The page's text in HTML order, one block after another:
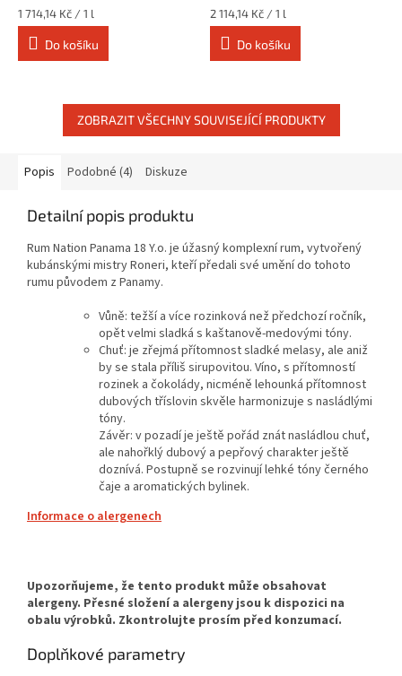
Měrná
cena:
1 714,14 Kč / 1 l
Do košíku
Měrná
cena:
2 114,14 Kč / 1 l
Do košíku
ZOBRAZIT VŠECHNY SOUVISEJÍCÍ PRODUKTY
Popis Podobné (4) Diskuze
Detailní popis produktu
Rum Nation Panama 18 Y.o. je úžasný komplexní rum, vytvořený
kubánskými mistry Roneri, kteří předali své umění do tohoto
rumu původem z Panamy.
Vůně: težší a více rozinková než předchozí ročník,
opět velmi sladká s kaštanově-medovými tóny.
Chuť: je zřejmá přítomnost sladké melasy, ale aniž
by se stala příliš sirupovitou. Víno, s přítomností
rozinek a čokolády, nicméně lehounká přítomnost
dubových tříslovin skvěle harmonizuje s nasládlými
tóny.
Závěr: v pozadí je ještě pořád znát nasládlou chuť,
ale nahořklý dubový a pepřový charakter ještě
doznívá. Postupně se rozvinují lehké tóny černého
čaje a aromatických bylinek.
Informace o alergenech
Doplňkové parametry